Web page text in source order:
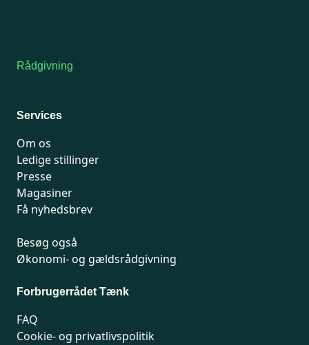
Rådgivning
Services
Om os
Ledige stillinger
Presse
Magasiner
Få nyhedsbrev
Besøg også
Økonomi- og gældsrådgivning
Forbrugerrådet Tænk
FAQ
Cookie- og privatlivspolitik